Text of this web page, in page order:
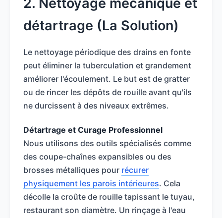
détartrage (La Solution)
Le nettoyage périodique des drains en fonte
peut éliminer la tuberculation et grandement
améliorer l'écoulement. Le but est de gratter
ou de rincer les dépôts de rouille avant qu'ils
ne durcissent à des niveaux extrêmes.
Détartrage et Curage Professionnel
Nous utilisons des outils spécialisés comme
des coupe-chaînes expansibles ou des
brosses métalliques pour récurer
physiquement les parois intérieures. Cela
décolle la croûte de rouille tapissant le tuyau,
restaurant son diamètre. Un rinçage à l'eau